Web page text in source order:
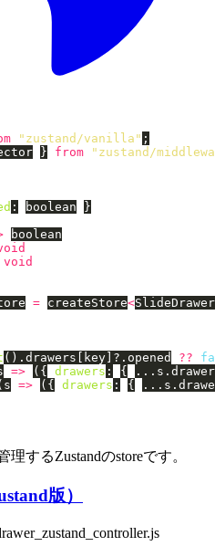
" zustand/vanilla " ;
} from " zustand/
: boolean
}
boolean
void
= createStore<
(). drawers key ]?. opened ??
=> ({ drawers : { ... s .
s => ({ drawers : { ... s .
するZustandのstoreです。
版）